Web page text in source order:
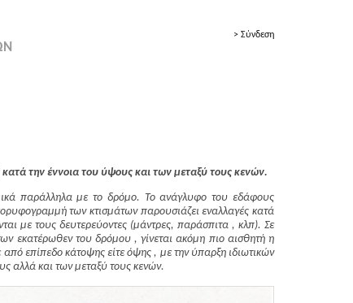
> Σύνδεση
την έννοια του ύψους και των μεταξύ τους κενών.
παράλληλα με το δρόμο. Το ανάγλυφο του εδάφους
των κτισμάτων παρουσιάζει εναλλαγές κατά
με τους δευτερεύοντες (μάντρες, παράσπιτα , κλπ). Σε
εκατέρωθεν του δρόμου , γίνεται ακόμη πιο αισθητή η
επίπεδο κάτοψης είτε όψης , με την ύπαρξη ιδιωτικών
αλλά και των μεταξύ τους κενών.